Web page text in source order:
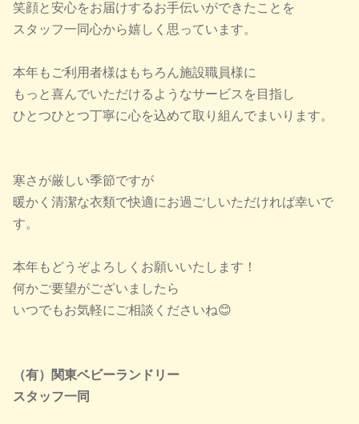
笑顔と安心をお届けするお手伝いができたことを
スタッフ一同心から嬉しく思っています。
本年もご利用者様はもちろん施設職員様に
もっと喜んでいただけるようなサービスを目指し
ひとつひとつ丁寧に心を込めて取り組んでまいります。
寒さが厳しい季節ですが
暖かく清潔な衣類で快適にお過ごしいただければ幸いで
す。
本年もどうぞよろしくお願いいたします！
何かご要望がございましたら
いつでもお気軽にご相談くださいね😊
（有）関東ベビーランドリー
スタッフ一同